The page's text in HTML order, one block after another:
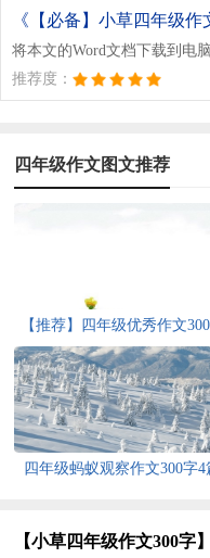
《【必备】小草四年级作
将本文的Word文档下载到电
推荐度：
四年级作文图文推荐
【推荐】四年级优秀作文
汇编9篇
四年级蚂蚁观察作文300字4
【小草四年级作文300字